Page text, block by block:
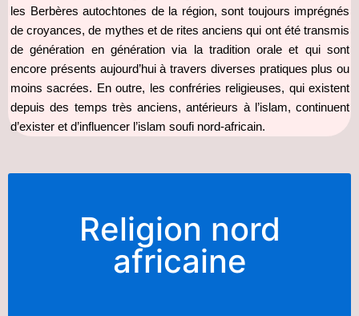
les Berbères autochtones de la région, sont toujours imprégnés
de croyances, de mythes et de rites anciens qui ont été transmis
de génération en génération via la tradition orale et qui sont
encore présents aujourd’hui à travers diverses pratiques plus ou
moins sacrées. En outre, les confréries religieuses, qui existent
depuis des temps très anciens, antérieurs à l’islam, continuent
d’exister et d’influencer l’islam soufi nord-africain.
Religion nord
africaine